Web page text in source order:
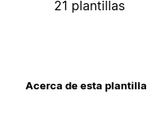
21 plantillas
Acerca de esta plantilla